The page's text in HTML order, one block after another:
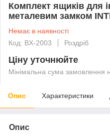
Комплект ящиків для
металевим замком
Немає в наявності
Код: BX-2003
Роздріб
Ціну уточнюйте
Мінімальна сума замовлення
Опис Характеристики
Опис